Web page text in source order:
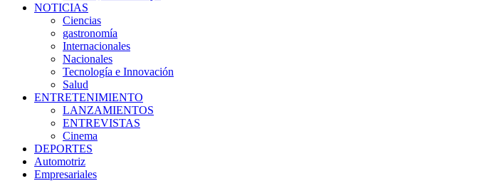
NOTICIAS
Ciencias
gastronomía
Internacionales
Nacionales
Tecnología e Innovación
Salud
ENTRETENIMIENTO
LANZAMIENTOS
ENTREVISTAS
Cinema
DEPORTES
Automotriz
Empresariales